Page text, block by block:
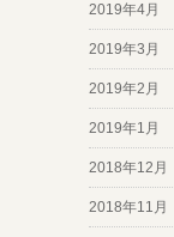
2019年4月
2019年3月
2019年2月
2019年1月
2018年12月
2018年11月